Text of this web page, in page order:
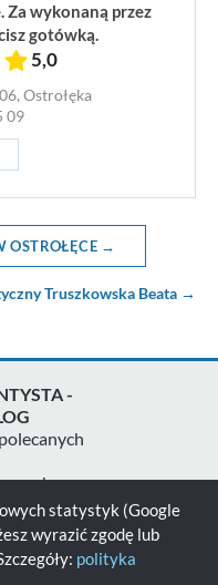
Za wykonaną przez
gotówką.
5,0
Ostrołęka
09
OSTROŁĘCE →
Truszkowska Beata →
-
prywatności
statystyk (Google
wyrazić zgodę lub
polityka